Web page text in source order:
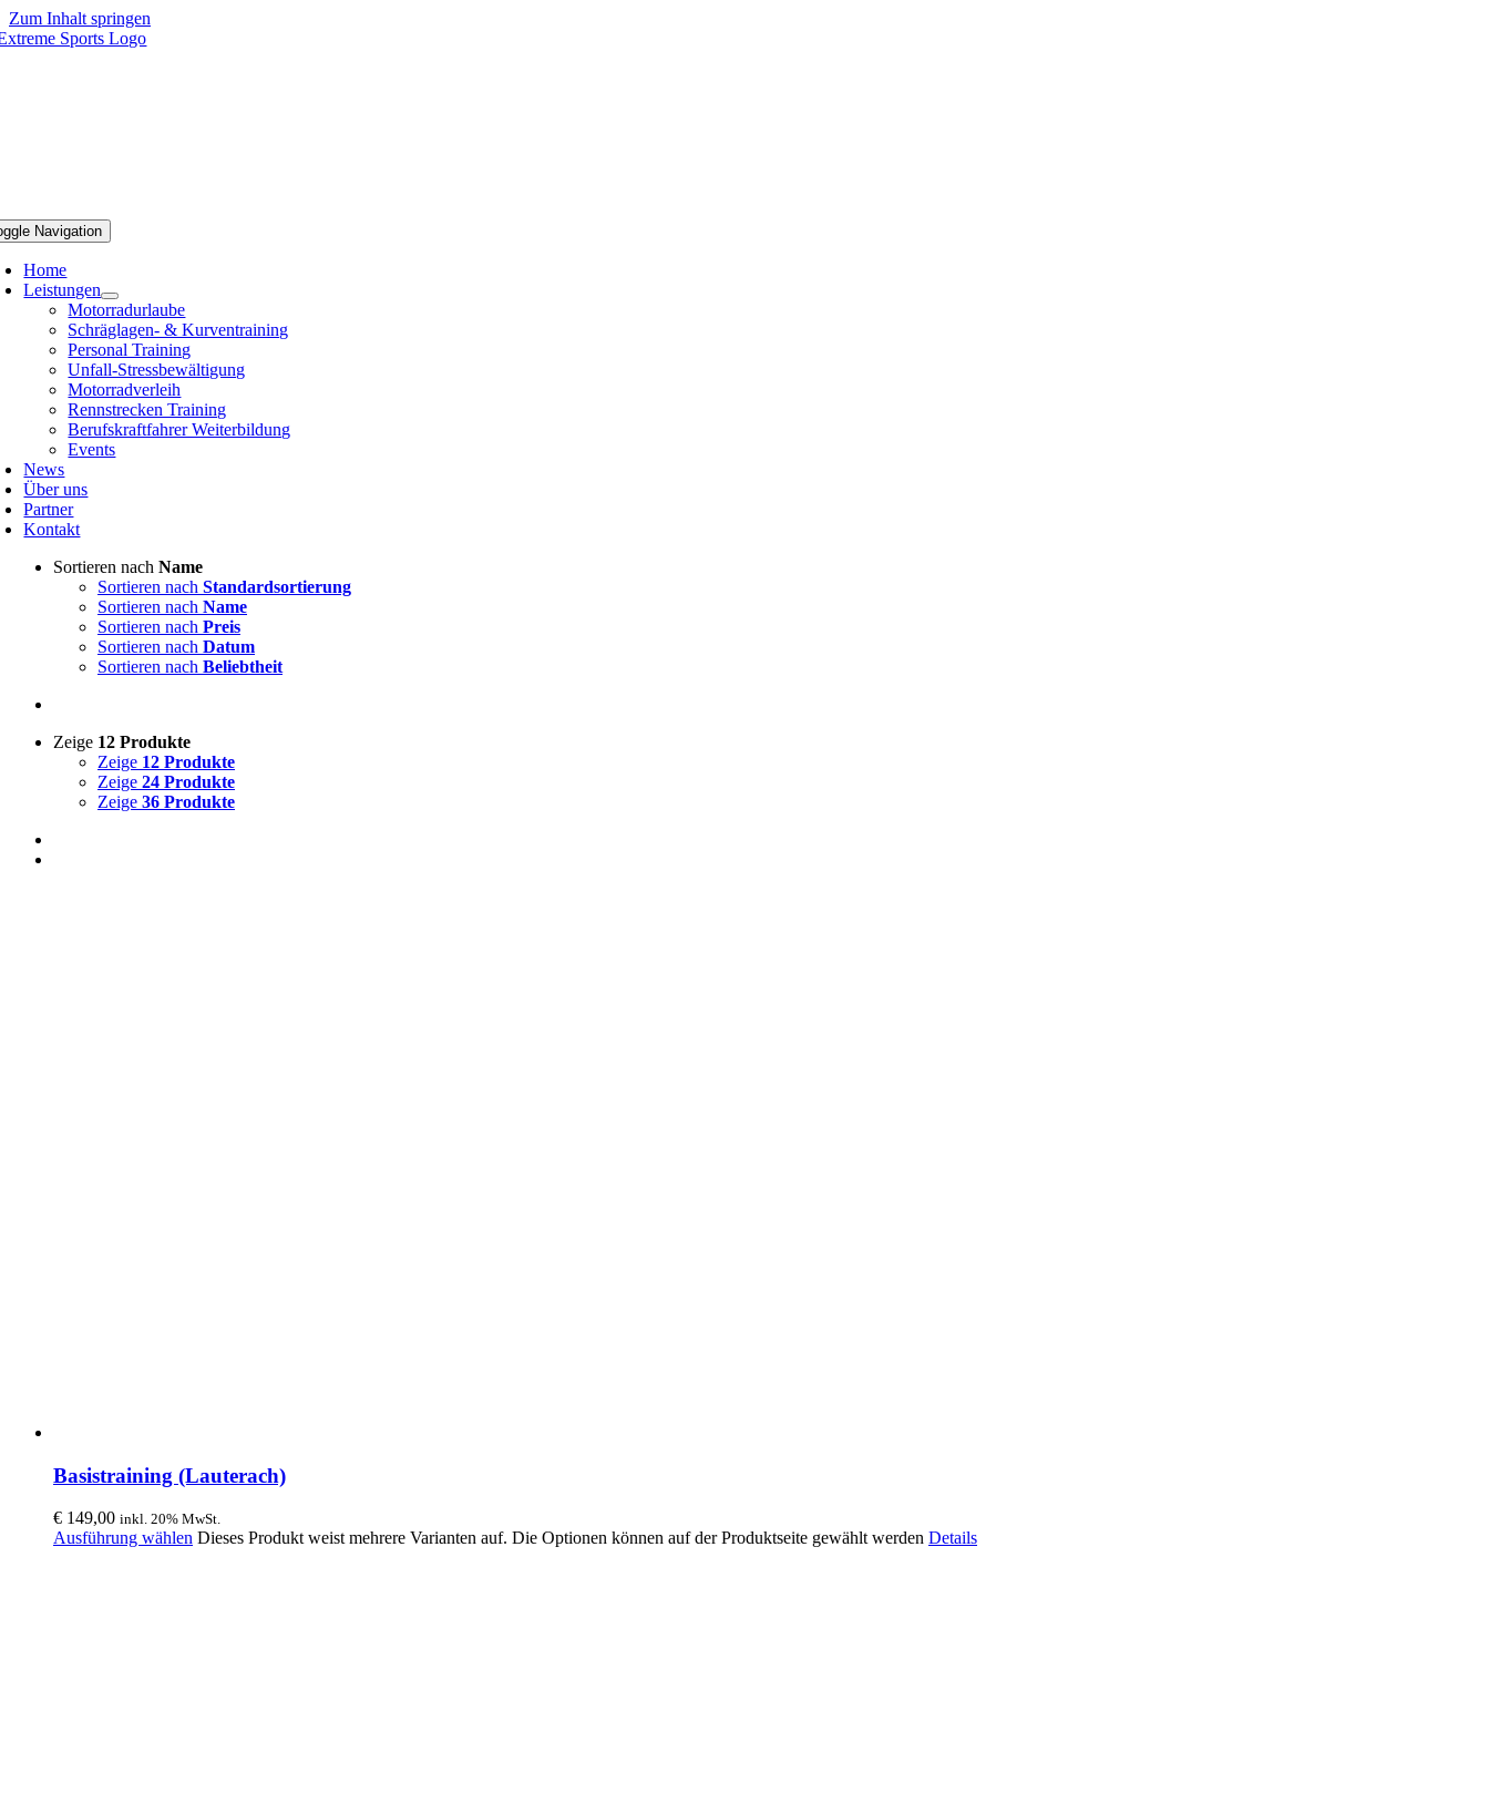
Zum Inhalt springen
Navigation
Home
Leistungen
Motorradurlaube
Schräglagen- & Kurventraining
Personal Training
Unfall-Stressbewältigung
Motorradverleih
Rennstrecken Training
Berufskraftfahrer Weiterbildung
Events
News
Über uns
Partner
Kontakt
Sortieren nach Name
Sortieren nach Standardsortierung
Sortieren nach Name
Sortieren nach Preis
Sortieren nach Datum
Sortieren nach Beliebtheit
Zeige 12 Produkte
Zeige 12 Produkte
Zeige 24 Produkte
Zeige 36 Produkte
Basistraining (Lauterach)
€ 149,00 inkl. 20% MwSt.
Ausführung wählen Dieses Produkt weist mehrere Varianten auf. Die Optionen können auf der Produktseite gewählt werden Details